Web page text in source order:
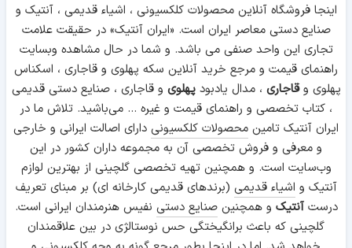
اینجا فروشگاه آنلاین محصولات کلکسیونی ، اشیاء قدیمی ، آنتیک و
صنایع دستی معاصر ایران است. «ایران آنتیک» در حقیقت علامت
تجاری این واحد صنفی می باشد. و شما در حال مشاهده وبسایت
راهنمای قیمت و مرجع خرید آنلاین سکه پهلوی و قاجاری ، اسکناس
پهلوی وقاجاری ، مدال یادبودپهلوی و قاجاری ، صنایع دستی قدیمی
، کتاب تخصصی و راهنمای قیمت و غیره ... می‌باشید. تلاش ما در
ایران آنتیک تامین محصولات کلکسیونی دارای اصالت ایرانی و خارجی
و معرفی و فروش تخصصی آن به مجموعه داران کشور در این
وب‌سایت است. و همچنین تهیه تخصصی گلچینی از بهترین لوازم
آنتیک و اشیاء قدیمی (برندهای قدیمی کارخانه ای) بر مبنای تعریف
درستآنتیک و همچنینصنایع دستی نفیس هنرمندان ایرانی است.
گلچینی که باعث برانگیختگی حس نوستالژی در بین علاقمندان